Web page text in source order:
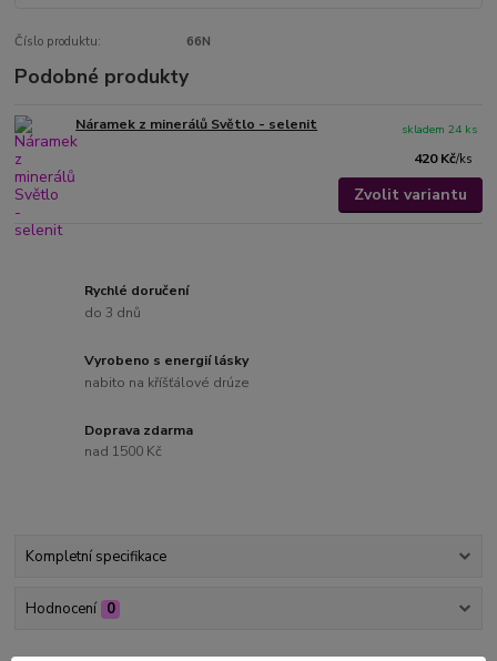
Číslo produktu: 66N
Podobné produkty
Náramek z minerálů Světlo - selenit
420 Kč/ks
skladem 24 ks
Zvolit variantu
Rychlé doručení
do 3 dnů
Vyrobeno s energií lásky
nabito na kříšťálové drúze
Doprava zdarma
nad 1500 Kč
Kompletní specifikace
Hodnocení 0